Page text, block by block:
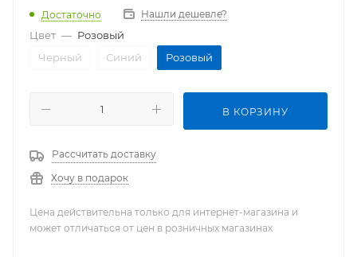
Достаточно Нашли дешевле?
Цвет — Розовый
Черный
Синий Розовый
В КОРЗИНУ
Рассчитать доставку
Хочу в подарок
Цена действительна только для интернет-магазина и
может отличаться от цен в розничных магазинах